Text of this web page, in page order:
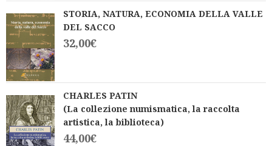
STORIA, NATURA, ECONOMIA DELLA VALLE
DEL SACCO
32,00€
CHARLES PATIN
(La collezione numismatica, la raccolta
artistica, la biblioteca)
44,00€